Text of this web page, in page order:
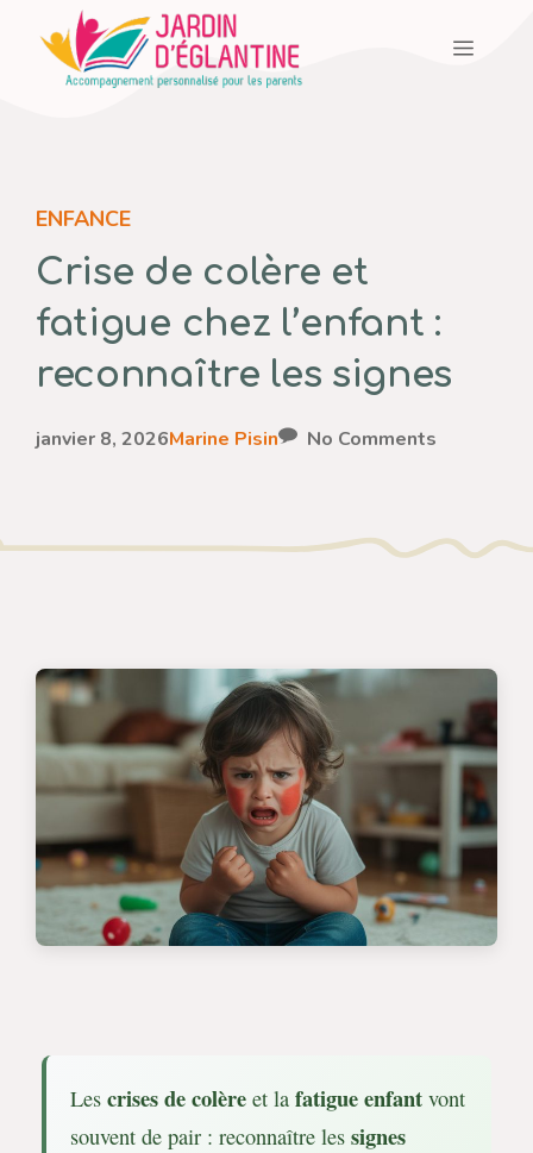
contenu
Menu
ENFANCE
Crise de colère et
fatigue chez l’enfant :
reconnaître les signes
janvier 8, 2026Marine Pisin No Comments
Les crises de colère et la fatigue enfant vont
souvent de pair : reconnaître les signes